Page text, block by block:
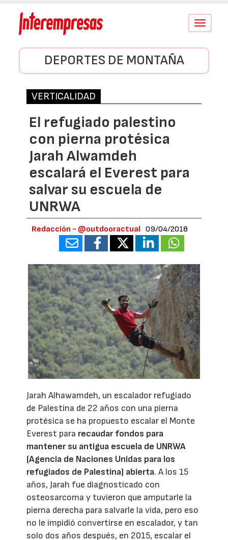
Conmutar
DEPORTES DE MONTAÑA
VERTICALIDAD
El refugiado palestino
con pierna protésica
Jarah Alwamdeh
escalará el Everest para
salvar su escuela de
UNRWA
Redacción - @outdooractual 09/04/2018
Jarah Alhawamdeh, un escalador refugiado
de Palestina de 22 años con una pierna
protésica se ha propuesto escalar el Monte
Everest para recaudar fondos para
mantener su antigua escuela de UNRWA
(Agencia de Naciones Unidas para los
refugiados de Palestina) abierta. A los 15
años, Jarah fue diagnosticado con
osteosarcoma y tuvieron que amputarle la
pierna derecha para salvarle la vida, pero eso
no le impidió convertirse en escalador, y tan
solo dos años después, en 2015, escalar el